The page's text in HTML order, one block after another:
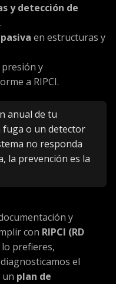
y detección de
en estructuras y
presión y
a RIPCI.
anual de tu
fuga o un detector
no responda
la prevención es la
y
con RIPCI (RD
lo prefieres,
el
un plan de